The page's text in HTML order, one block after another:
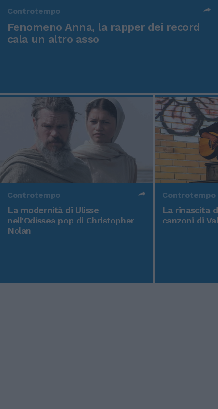
Controtempo
Fenomeno Anna, la rapper dei record
cala un altro asso
Controtempo
La modernità di Ulisse
nell'Odissea pop di Christopher
Nolan
Controtempo
La rinascita
canzoni di